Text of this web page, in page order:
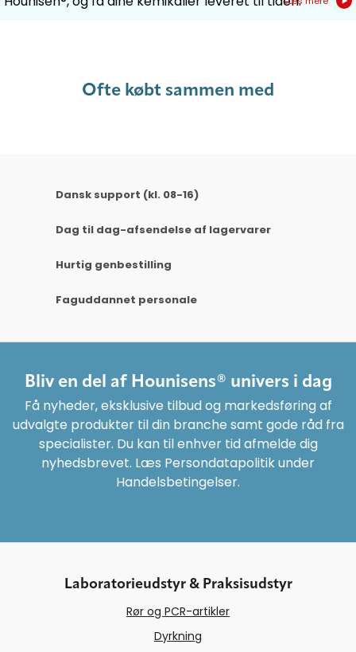
Ofte købt sammen med
Dansk support (kl. 08-16)
Dag til dag-afsendelse af lagervarer
Hurtig genbestilling
Faguddannet personale
Bliv en del af Hounisens® univers i dag
Få nyheder, eksklusive tilbud og markedsføring af
udvalgte produkter til din branche samt gode råd fra
specialister. Du kan til enhver tid afmelde dig
nyhedsbrevet. Læs Persondatapolitik under
Handelsbetingelser.
Laboratorieudstyr & Praksisudstyr
Rør og PCR-artikler
Dyrkning